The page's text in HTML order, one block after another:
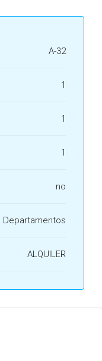
A-32
1
1
1
no
Departamentos
ALQUILER